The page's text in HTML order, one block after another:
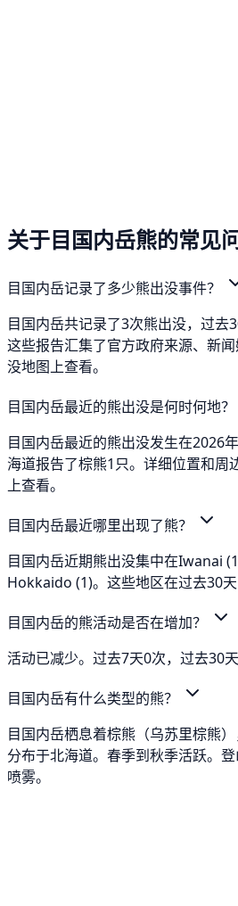
关于目国内岳熊的常见
目国内岳记录了多少熊出没事件？
目国内岳共记录了3次熊出没，过去
这些报告汇集了官方政府来源、新
没地图上查看。
目国内岳最近的熊出没是何时何地？
目国内岳最近的熊出没发生在2026
海道报告了棕熊1只。详细位置和周
上查看。
目国内岳最近哪里出现了熊？
目国内岳近期熊出没集中在Iwanai
Hokkaido (1)。这些地区在过去30天
目国内岳的熊活动是否在增加？
活动已减少。过去7天0次，过去30天
目国内岳有什么类型的熊？
目国内岳栖息着棕熊（乌苏里棕熊
分布于北海道。春季到秋季活跃。
喷雾。